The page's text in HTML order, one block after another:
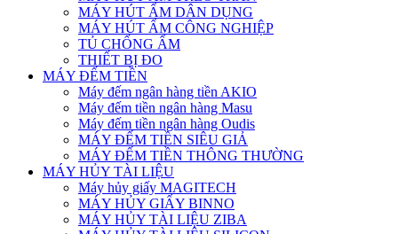
MÁY HÚT ẨM DÂN DỤNG
MÁY HÚT ẨM CÔNG NGHIỆP
TỦ CHỐNG ẨM
THIẾT BỊ ĐO
MÁY ĐẾM TIỀN
Máy đếm ngân hàng tiền AKIO
Máy đếm tiền ngân hàng Masu
Máy đếm tiền ngân hàng Oudis
MÁY ĐẾM TIỀN SIÊU GIẢ
MÁY ĐẾM TIỀN THÔNG THƯỜNG
MÁY HỦY TÀI LIỆU
Máy hủy giấy MAGITECH
MÁY HỦY GIẤY BINNO
MÁY HỦY TÀI LIỆU ZIBA